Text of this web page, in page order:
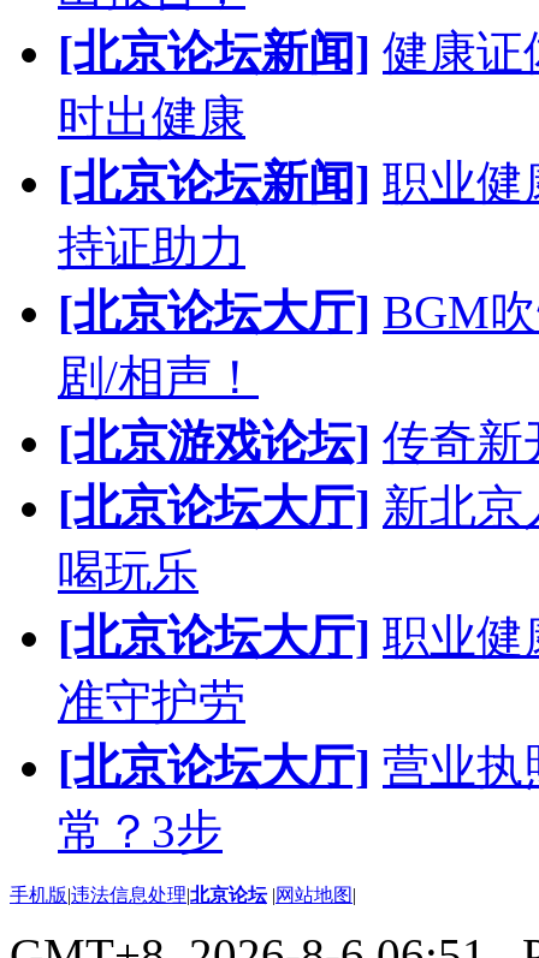
[北京论坛新闻] 健康证
时出健康
[北京论坛新闻] 职业健
持证助力
[北京论坛大厅] BGM
剧/相声！
[北京游戏论坛] 传奇新
[北京论坛大厅] 新北京
喝玩乐
[北京论坛大厅] 职业健
准守护劳
[北京论坛大厅] 营业执
常？3步
手机版|违法信息处理|北京论坛 |网站地图|